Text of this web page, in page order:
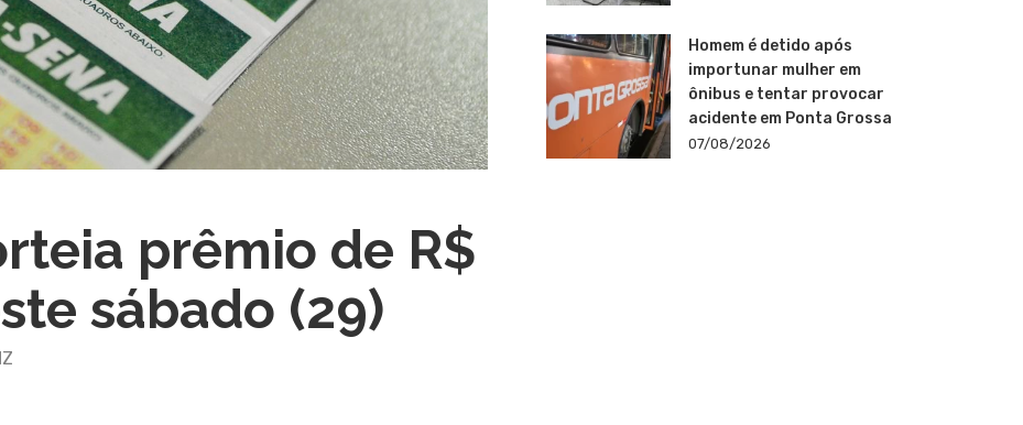
prêmio de R$
sábado (29)
Homem é detido após
importunar mulher em
ônibus e tentar provocar
acidente em Ponta Grossa
07/08/2026